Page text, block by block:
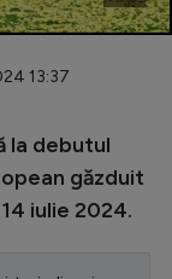
13:37
la debutul
găzduit
iulie 2024.